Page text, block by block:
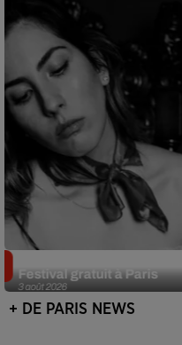
3 août 2026
Festival gratuit à Paris
+ DE PARIS NEWS